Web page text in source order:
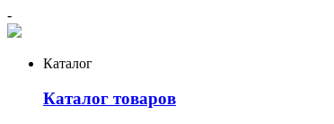
-
Каталог
Каталог товаров